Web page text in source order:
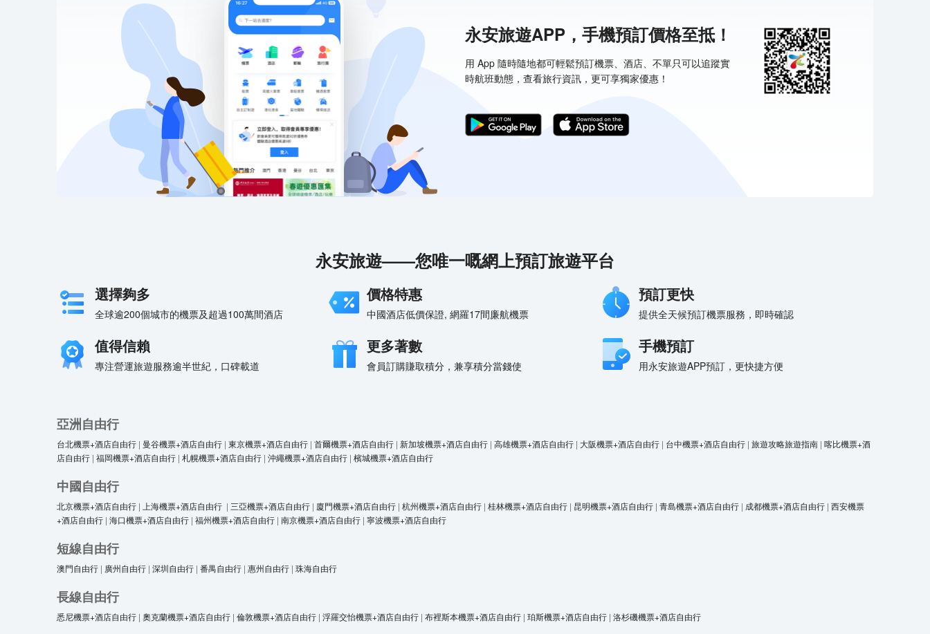
永安旅遊APP，手機預訂價格至抵！
用 App 隨時隨地都可輕鬆預訂機票、酒店、不單只可以追蹤實
時航班動態，查看旅行資訊，更可享獨家優惠！
永安旅遊——您唯一嘅網上預訂旅遊平台
選擇夠多
全球逾200個城市的機票及超過100萬間酒店
價格特惠
中國酒店低價保證, 網羅17間廉航機票
預訂更快
提供全天候預訂機票服務，即時確認
值得信賴
專注營運旅遊服務逾半世紀，口碑載道
更多著數
會員訂購賺取積分，兼享積分當錢使
手機預訂
用永安旅遊APP預訂，更快捷方便
亞洲自由行
台北機票+酒店自由行 | 曼谷機票+酒店自由行 | 東京機票+酒店自由行 | 首爾機票+酒店自由行 | 新加坡機票+酒店自由行 | 高雄機票+酒店自由行 | 大阪機票+酒店自由行 | 台中機票+酒店自由行 | 旅遊攻略旅遊指南 | 喀比機票+酒
店自由行 | 福岡機票+酒店自由行 | 札幌機票+酒店自由行 | 沖繩機票+酒店自由行 | 檳城機票+酒店自由行
中國自由行
北京機票+酒店自由行 | 上海機票+酒店自由行 | 三亞機票+酒店自由行 | 廈門機票+酒店自由行 | 杭州機票+酒店自由行 | 桂林機票+酒店自由行 | 昆明機票+酒店自由行 | 青島機票+酒店自由行 | 成都機票+酒店自由行 | 西安機票
+酒店自由行 | 海口機票+酒店自由行 | 福州機票+酒店自由行 | 南京機票+酒店自由行 | 寧波機票+酒店自由行
短線自由行
澳門自由行 | 廣州自由行 | 深圳自由行 | 番禺自由行 | 惠州自由行 | 珠海自由行
長線自由行
悉尼機票+酒店自由行 | 奧克蘭機票+酒店自由行 | 倫敦機票+酒店自由行 | 浮羅交怡機票+酒店自由行 | 布裡斯本機票+酒店自由行 | 珀斯機票+酒店自由行 | 洛杉磯機票+酒店自由行